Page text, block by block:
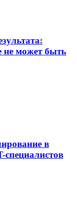
не может быть
в
специалистов